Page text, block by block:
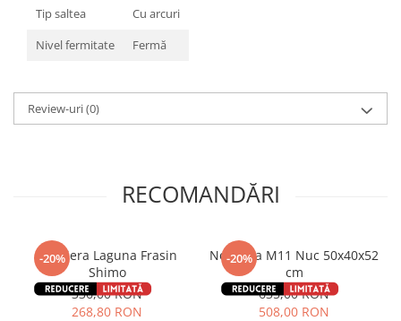
Tip saltea
Cu arcuri
Nivel fermitate
Fermă
Review-uri(0)
RECOMANDĂRI
-20%
Noptiera Laguna Frasin
Shimo
336,00 RON
268,80 RON
-20%
Noptiera M11 Nuc 50x40x52
cm
635,00 RON
508,00 RON